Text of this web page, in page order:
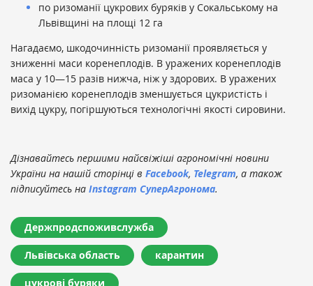
по ризоманії цукрових буряків у Сокальському на
Львівщині на площі 12 га
Нагадаємо, шкодочинність ризоманії проявляється у
зниженні маси коренеплодів. В уражених коренеплодів
маса у 10—15 разів нижча, ніж у здорових. В уражених
ризоманією коренеплодів зменшується цукристість і
вихід цукру, погіршуються технологічні якості сировини.
Дізнавайтесь першими найсвіжіші агрономічні новини
України на нашій сторінці в Facebook, Telegram, а також
підписуйтесь на Instagram СуперАгронома.
Держпродспоживслужба
Львівська область карантин
цукрові буряки